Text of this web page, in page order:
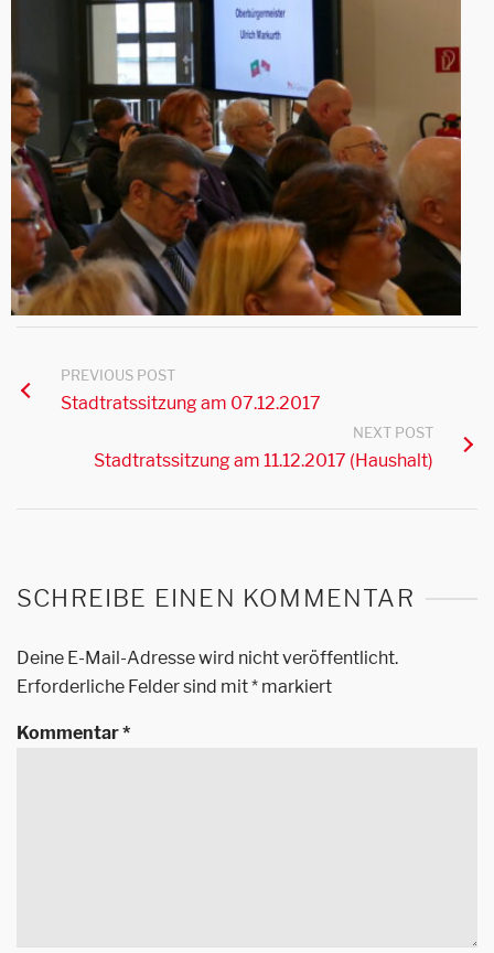
PREVIOUS POST
Stadtratssitzung am 07.12.2017
NEXT POST
Stadtratssitzung am 11.12.2017 (Haushalt)
SCHREIBE EINEN KOMMENTAR
Deine E-Mail-Adresse wird nicht veröffentlicht.
Erforderliche Felder sind mit* markiert
Kommentar*